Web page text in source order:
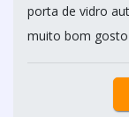
porta de vidro
muito bom